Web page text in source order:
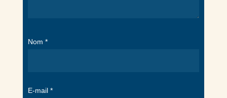
Nom *
E-mail *